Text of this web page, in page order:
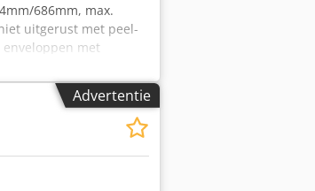
686mm, max.
uitgerust met peel-
met
mogelijk.
Advertentie